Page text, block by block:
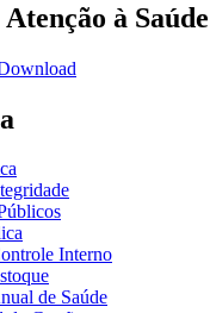
à Saúde
Interno
de Saúde